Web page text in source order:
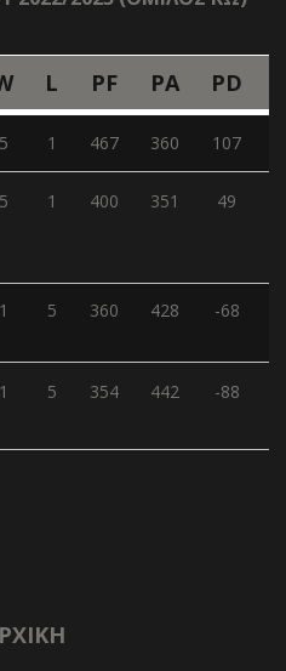
L PF PA PD
5 1 467 360 107
5 1 400 351 49
1 5 360 428 -68
1 5 354 442 -88